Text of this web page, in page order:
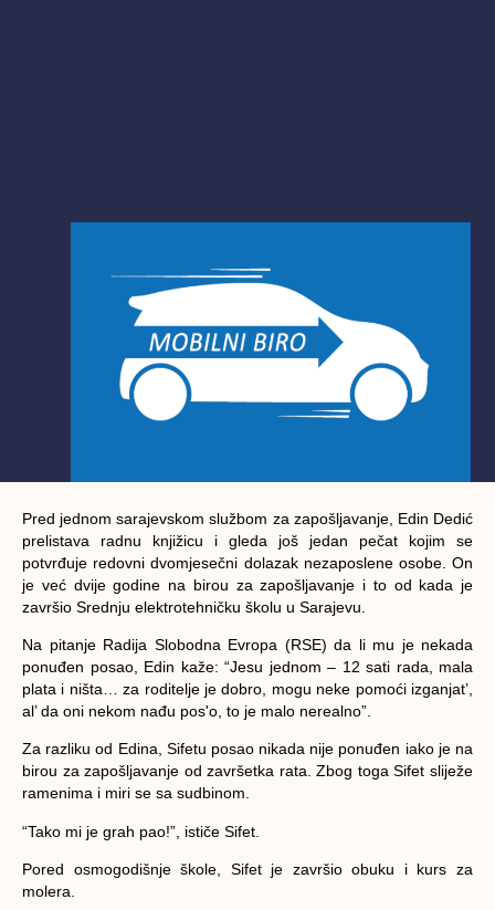
Pred jednom sarajevskom službom za zapošljavanje, Edin Dedić
prelistava radnu knjižicu i gleda još jedan pečat kojim se
potvrđuje redovni dvomjesečni dolazak nezaposlene osobe. On
je već dvije godine na birou za zapošljavanje i to od kada je
završio Srednju elektrotehničku školu u Sarajevu.
Na pitanje Radija Slobodna Evropa (RSE) da li mu je nekada
ponuđen posao, Edin kaže: “Jesu jednom – 12 sati rada, mala
plata i ništa… za roditelje je dobro, mogu neke pomoći izganjat’,
al’ da oni nekom nađu pos'o, to je malo nerealno”.
Za razliku od Edina, Sifetu posao nikada nije ponuđen iako je na
birou za zapošljavanje od završetka rata. Zbog toga Sifet sliježe
ramenima i miri se sa sudbinom.
“Tako mi je grah pao!”, ističe Sifet.
Pored osmogodišnje škole, Sifet je završio obuku i kurs za
molera.